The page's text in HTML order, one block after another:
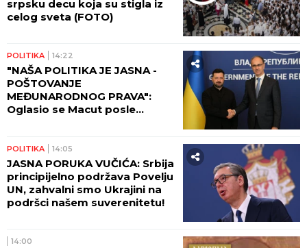
srpsku decu koja su stigla iz
celog sveta (FOTO)
POLITIKA 14:22
"NAŠA POLITIKA JE JASNA -
POŠTOVANJE
MEĐUNARODNOG PRAVA":
Oglasio se Macut posle
POLITIKA 14:05
JASNA PORUKA VUČIĆA: Srbija
principijelno podržava Povelju
UN, zahvalni smo Ukrajini na
podršci našem suverenitetu!
14:00